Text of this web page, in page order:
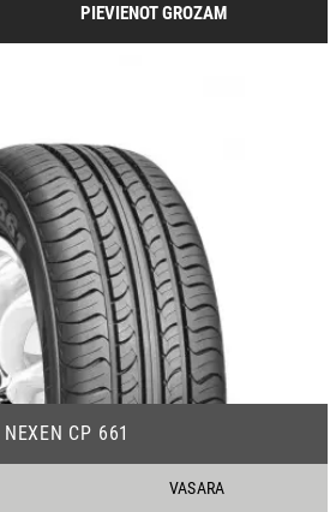
PIEVIENOT GROZAM
NEXEN CP 661
VASARA